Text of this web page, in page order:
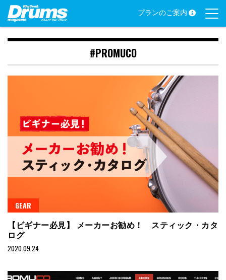
Skip
content
プランのご案内
#PROMUCO
GEAR
【ビギナー必見】 メーカーお勧め！ スティック・カタ
ログ
2020.09.24